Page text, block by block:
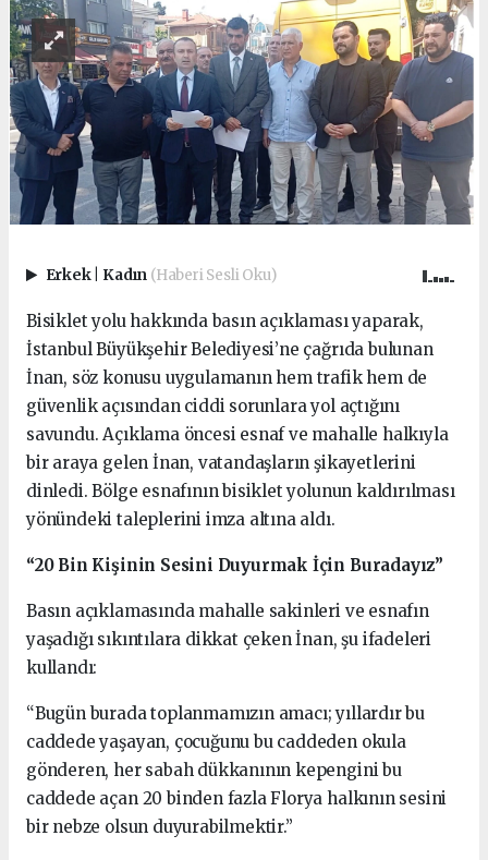
Erkek Kadın (Haberi Sesli Oku)
Bisiklet yolu hakkında basın açıklaması yaparak,
İstanbul Büyükşehir Belediyesi’ne çağrıda bulunan
İnan, söz konusu uygulamanın hem trafik hem de
güvenlik açısından ciddi sorunlara yol açtığını
savundu. Açıklama öncesi esnaf ve mahalle halkıyla
bir araya gelen İnan, vatandaşların şikayetlerini
dinledi. Bölge esnafının bisiklet yolunun kaldırılması
yönündeki taleplerini imza altına aldı.
“20 Bin Kişinin Sesini Duyurmak İçin Buradayız”
Basın açıklamasında mahalle sakinleri ve esnafın
yaşadığı sıkıntılara dikkat çeken İnan, şu ifadeleri
kullandı:
“Bugün burada toplanmamızın amacı; yıllardır bu
caddede yaşayan, çocuğunu bu caddeden okula
gönderen, her sabah dükkanının kepengini bu
caddede açan 20 binden fazla Florya halkının sesini
bir nebze olsun duyurabilmektir.”